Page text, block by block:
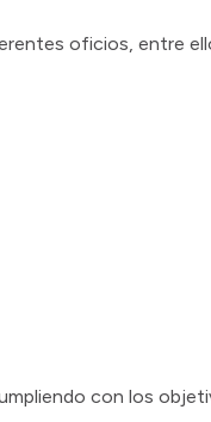
oficios, entre
con los